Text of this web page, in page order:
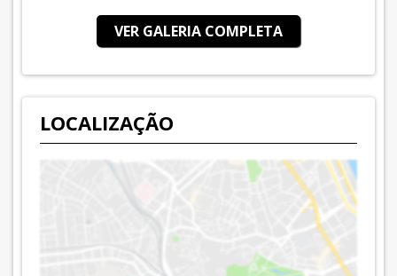
VER GALERIA COMPLETA
LOCALIZAÇÃO